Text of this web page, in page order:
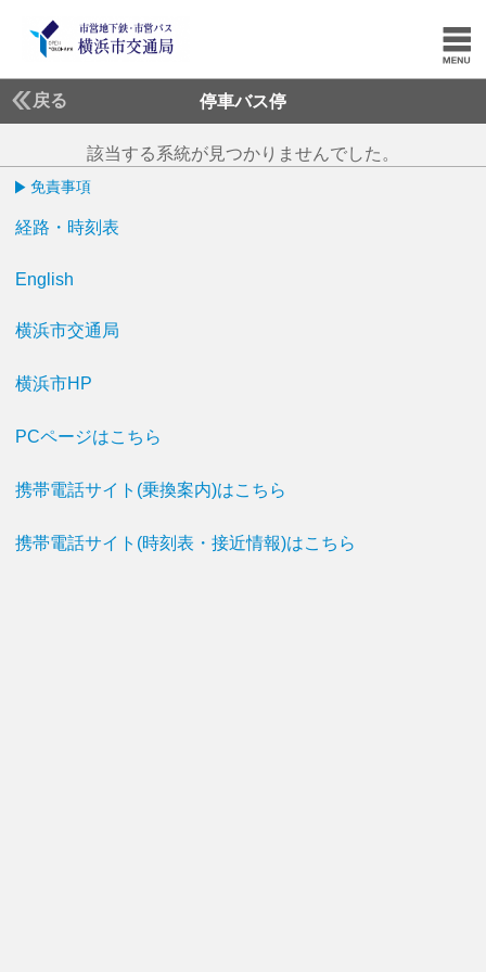
戻る 停車バス停
該当する系統が見つかりませんでした。
免責事項
経路・時刻表
English
横浜市交通局
横浜市HP
PCページはこちら
携帯電話サイト(乗換案内)はこちら
携帯電話サイト(時刻表・接近情報)はこちら